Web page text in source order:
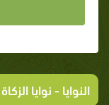
النوايا - نوايا